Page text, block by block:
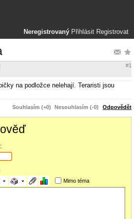
Neregistrovaný Přihlásit Registrovat
#1
na podložce nelehají. Teraristi jsou
Souhlasím (+0) Nesouhlasím (-0) Odpovědět
Mimo téma